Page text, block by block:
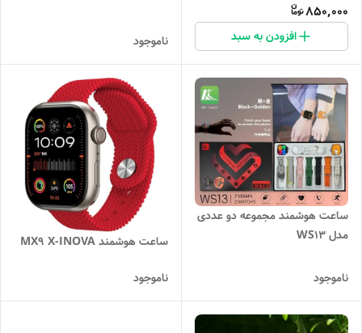
850,000
افزودن به سبد ناموجود
ساعت هوشمند مجموعه دو عددی
مدل WS13
ناموجود
ساعت هوشمند MX9 X-INOVA
ناموجود